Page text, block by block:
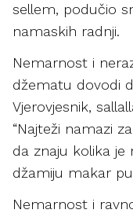
sellem, podučio
namaskih radnji.
Nemarnost i
džematu dovodi
Vjerovjesnik,
“Najteži namazi
da znaju kolika je
džamiju makar
Nemarnost i